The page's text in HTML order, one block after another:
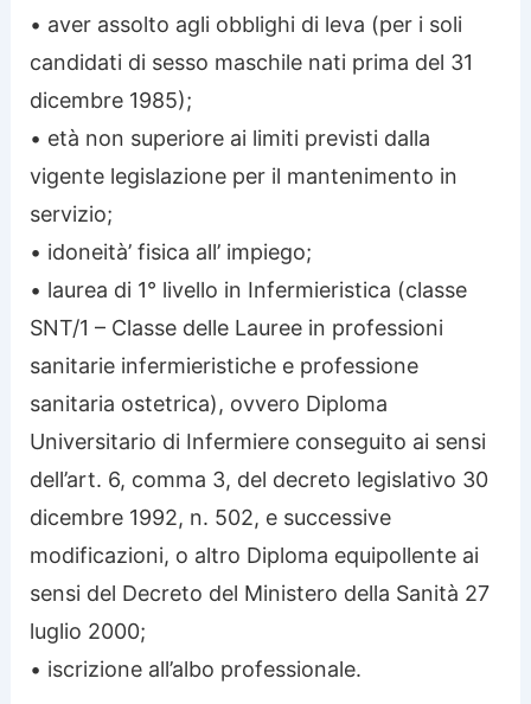
• aver assolto agli obblighi di leva (per i soli
candidati di sesso maschile nati prima del 31
dicembre 1985);
• età non superiore ai limiti previsti dalla
vigente legislazione per il mantenimento in
servizio;
• idoneità’ fisica all’ impiego;
• laurea di 1° livello in Infermieristica (classe
SNT/1 – Classe delle Lauree in professioni
sanitarie infermieristiche e professione
sanitaria ostetrica), ovvero Diploma
Universitario di Infermiere conseguito ai sensi
dell’art. 6, comma 3, del decreto legislativo 30
dicembre 1992, n. 502, e successive
modificazioni, o altro Diploma equipollente ai
sensi del Decreto del Ministero della Sanità 27
luglio 2000;
• iscrizione all’albo professionale.